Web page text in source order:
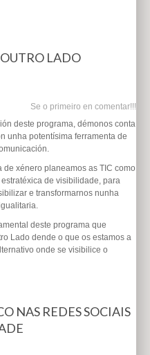
LADO
Se o primeiro en comentar!!!
deste programa, démonos conta
unha potentísima ferramenta de
de xénero planeamos as TIC como
de visibilidade, para
e transformarnos nunha
deste programa que
Lado dende o que os estamos a
onde se visibilice o
NAS REDES SOCIAIS